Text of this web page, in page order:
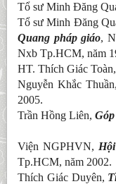
Tổ sư Minh Đăng
Tổ sư Minh Đăng
Quang pháp giáo,
Nxb Tp.HCM, năm
HT. Thích Giác Toàn,
Nguyễn Khắc
2005.
Trần Hồng Liên, Góp
Viện NGPHVN,
Tp.HCM, năm 2002.
Thích Giác Duyên,